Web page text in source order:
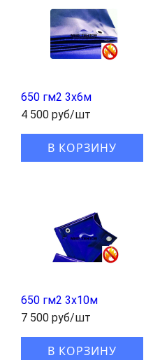
650 гм2 3х6м
4 500 руб/шт
В КОРЗИНУ
650 гм2 3х10м
7 500 руб/шт
В КОРЗИНУ